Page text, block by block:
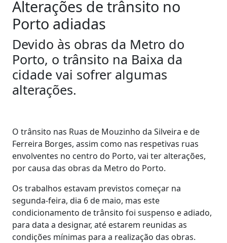
Alterações de trânsito no
Porto adiadas
Devido às obras da Metro do
Porto, o trânsito na Baixa da
cidade vai sofrer algumas
alterações.
O trânsito nas Ruas de Mouzinho da Silveira e de
Ferreira Borges, assim como nas respetivas ruas
envolventes no centro do Porto, vai ter alterações,
por causa das obras da Metro do Porto.
Os trabalhos estavam previstos começar na
segunda-feira, dia 6 de maio, mas este
condicionamento de trânsito foi suspenso e adiado,
para data a designar, até estarem reunidas as
condições mínimas para a realização das obras.